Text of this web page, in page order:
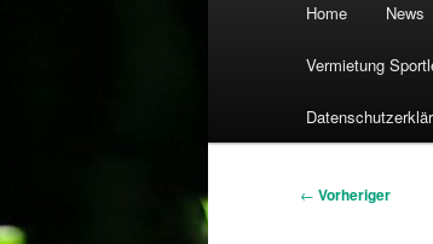
Home News
Vermietung
Beitragsnavigation
← Vorheriger